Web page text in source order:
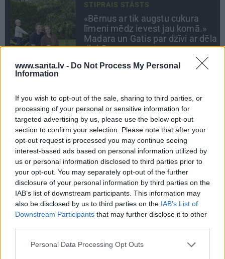
www.santa.lv - Do Not Process My Personal
Information
If you wish to opt-out of the sale, sharing to third parties, or
processing of your personal or sensitive information for
targeted advertising by us, please use the below opt-out
section to confirm your selection. Please note that after your
opt-out request is processed you may continue seeing
interest-based ads based on personal information utilized by
us or personal information disclosed to third parties prior to
your opt-out. You may separately opt-out of the further
disclosure of your personal information by third parties on the
IAB’s list of downstream participants. This information may
also be disclosed by us to third parties on the IAB’s List of
Downstream Participants that may further disclose it to other
Personal Data Processing Opt Outs
TAVS ĀRSTS
«Manā kabinetā bijusi teju visa
Liepāja.» Ārste Ingrīda
Gardovska par vairāk nekā 50
gadiem medicīnā
Tie ātri noliks pie vietas.»
Alpīnists Atis Plakans, kurš
pieredzējis biedra bojāeju
IEVA
VASARA